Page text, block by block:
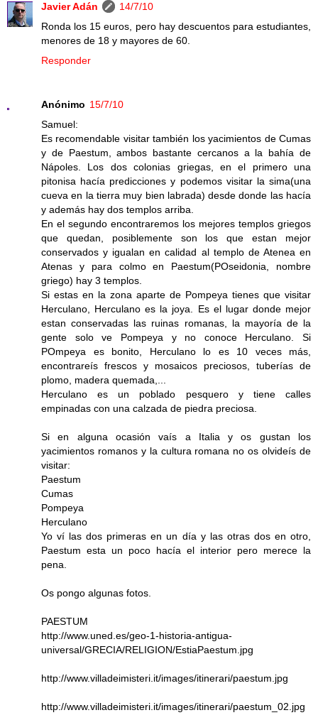
Javier Adán
14/7/10
Ronda los 15 euros, pero hay descuentos para estudiantes,
menores de 18 y mayores de 60.
Responder
Anónimo 15/7/10
Samuel:
Es recomendable visitar también los yacimientos de Cumas
y de Paestum, ambos bastante cercanos a la bahía de
Nápoles. Los dos colonias griegas, en el primero una
pitonisa hacía predicciones y podemos visitar la sima(una
cueva en la tierra muy bien labrada) desde donde las hacía
y además hay dos templos arriba.
En el segundo encontraremos los mejores templos griegos
que quedan, posiblemente son los que estan mejor
conservados y igualan en calidad al templo de Atenea en
Atenas y para colmo en Paestum(POseidonia, nombre
griego) hay 3 templos.
Si estas en la zona aparte de Pompeya tienes que visitar
Herculano, Herculano es la joya. Es el lugar donde mejor
estan conservadas las ruinas romanas, la mayoría de la
gente solo ve Pompeya y no conoce Herculano. Si
POmpeya es bonito, Herculano lo es 10 veces más,
encontrareís frescos y mosaicos preciosos, tuberías de
plomo, madera quemada,...
Herculano es un poblado pesquero y tiene calles
empinadas con una calzada de piedra preciosa.
Si en alguna ocasión vaís a Italia y os gustan los
yacimientos romanos y la cultura romana no os olvideís de
visitar:
Paestum
Cumas
Pompeya
Herculano
Yo ví las dos primeras en un día y las otras dos en otro,
Paestum esta un poco hacía el interior pero merece la
pena.
Os pongo algunas fotos.
PAESTUM
http://www.uned.es/geo-1-historia-antigua-
universal/GRECIA/RELIGION/EstiaPaestum.jpg
http://www.villadeimisteri.it/images/itinerari/paestum.jpg
http://www.villadeimisteri.it/images/itinerari/paestum_02.jpg